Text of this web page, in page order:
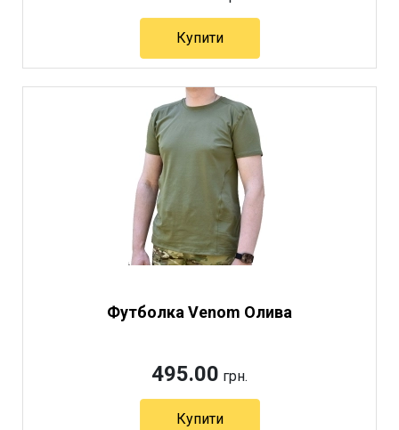
Купити
Футболка Venom Олива
495.00 грн.
Купити